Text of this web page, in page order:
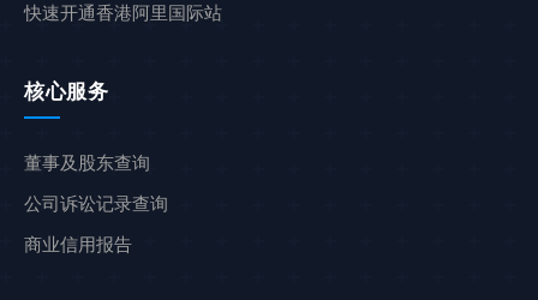
快速开通香港阿里国际站
核心服务
董事及股东查询
公司诉讼记录查询
商业信用报告